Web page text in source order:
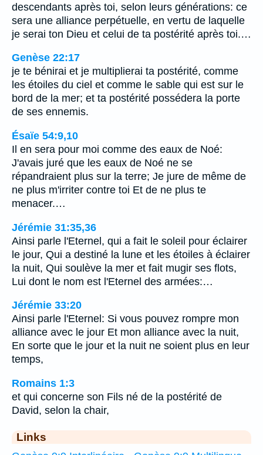
descendants après toi, selon leurs générations: ce
sera une alliance perpétuelle, en vertu de laquelle
je serai ton Dieu et celui de ta postérité après toi.…
Genèse 22:17
je te bénirai et je multiplierai ta postérité, comme
les étoiles du ciel et comme le sable qui est sur le
bord de la mer; et ta postérité possédera la porte
de ses ennemis.
Ésaïe 54:9,10
Il en sera pour moi comme des eaux de Noé:
J'avais juré que les eaux de Noé ne se
répandraient plus sur la terre; Je jure de même de
ne plus m'irriter contre toi Et de ne plus te
menacer.…
Jérémie 31:35,36
Ainsi parle l'Eternel, qui a fait le soleil pour éclairer
le jour, Qui a destiné la lune et les étoiles à éclairer
la nuit, Qui soulève la mer et fait mugir ses flots,
Lui dont le nom est l'Eternel des armées:…
Jérémie 33:20
Ainsi parle l'Eternel: Si vous pouvez rompre mon
alliance avec le jour Et mon alliance avec la nuit,
En sorte que le jour et la nuit ne soient plus en leur
temps,
Romains 1:3
et qui concerne son Fils né de la postérité de
David, selon la chair,
Links